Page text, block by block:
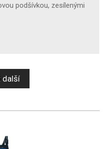
podšívkou, zesílenými
další